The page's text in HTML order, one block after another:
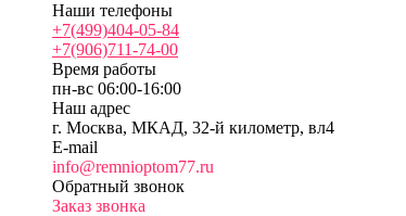
Наши телефоны
+7(499)404-05-84
+7(906)711-74-00
Время работы
пн-вс 06:00-16:00
Наш адрес
г. Москва, МКАД, 32-й километр, вл4
E-mail
info@remnioptom77.ru
Обратный звонок
Заказ звонка